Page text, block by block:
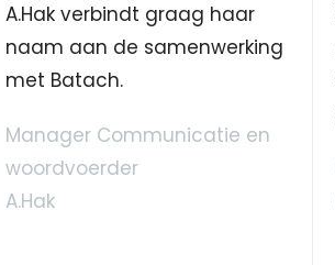
A.Hak verbindt graag haar
naam aan de samenwerking
met Batach.
Manager Communicatie en
woordvoerder
A.Hak